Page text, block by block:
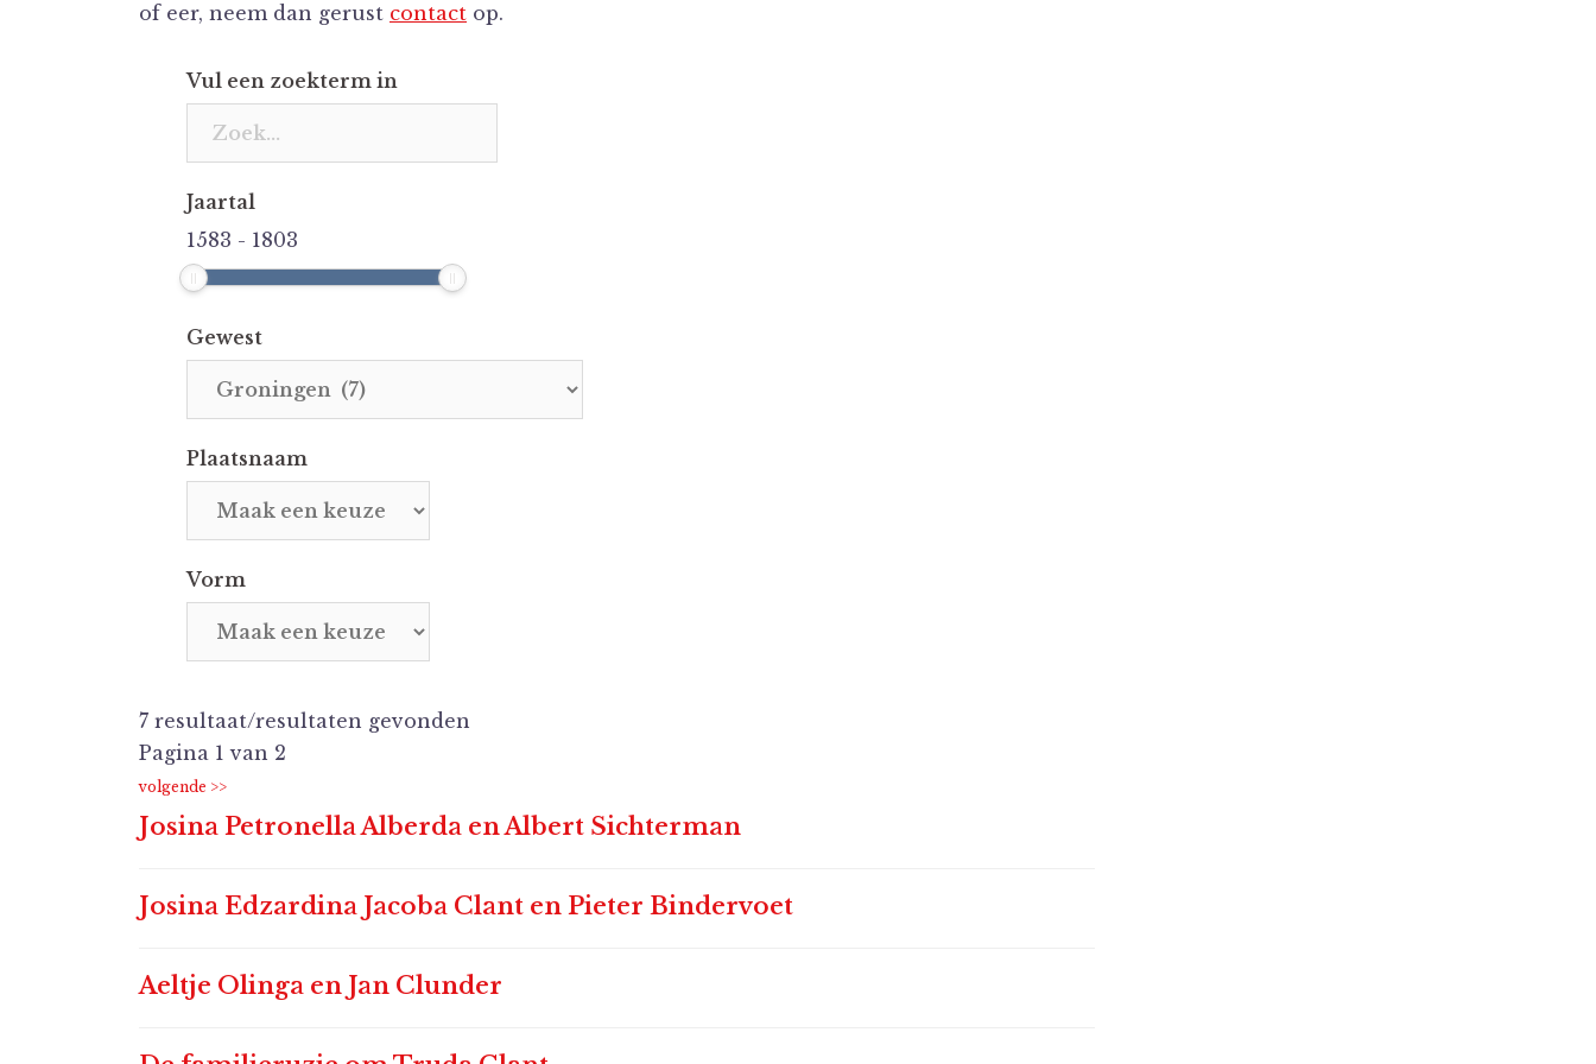
of eer, neem dan gerust contact op.
Vul een zoekterm in
Jaartal
1583 - 1803
Gewest
Plaatsnaam
Vorm
7 resultaat/resultaten gevonden
Pagina 1 van 2
Josina Petronella Alberda en Albert Sichterman
Josina Edzardina Jacoba Clant en Pieter Bindervoet
Aeltje Olinga en Jan Clunder